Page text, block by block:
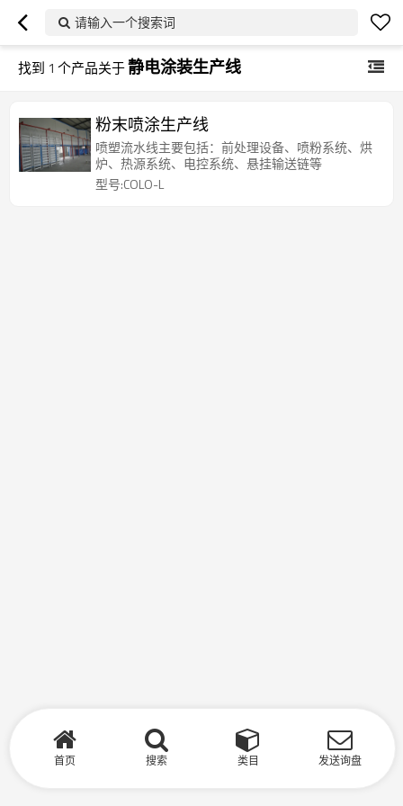
请输入一个搜索词
找到 1 个产品关于静电涂装生产线
粉末喷涂生产线
喷塑流水线主要包括：前处理设备、喷粉系统、烘
炉、热源系统、电控系统、悬挂输送链等
型号:COLO-L
首页 搜索 类目 发送询盘